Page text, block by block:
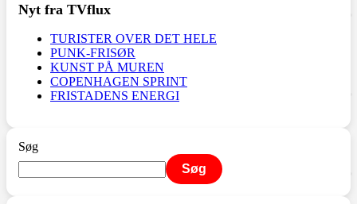
Nyt fra TVflux
TURISTER OVER DET HELE
PUNK-FRISØR
KUNST PÅ MUREN
COPENHAGEN SPRINT
FRISTADENS ENERGI
Søg
Søg